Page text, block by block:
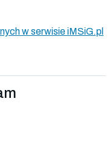
w serwisie iMSiG.pl